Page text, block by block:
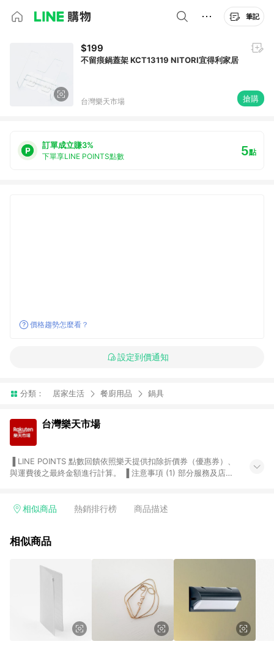
筆記
$199
不留痕鍋蓋架 KCT13119 NITORI宜得利家居
台灣樂天市場 搶購
訂單成立賺3%
下單享LINE POINTS點數 5點
價格趨勢怎麼看？
設定到價通知
分類： 居家生活 餐廚用品 鍋具
台灣樂天市場
與運費後之最終金額進行計算。 ▐ 注意事項 (1) 部分服務及店家
Smart mobile、神腦生活、JS巨盛、樂天KOBO電子書，請詳閱
台灣樂天市場，並在同一瀏覽器於24小時內結帳，才享有 LINE
市場 45 天內完成訂單出貨及結帳，則不符合贈點資格。 (4) 如
使用APP、或中途瀏覽比價網、回饋網、Google等其他網頁、或
由網頁版(電腦版/手機版網頁)切換為App都將會造成追蹤中斷而
平台，商品資料更新會有時間差，如顯示之商品規格、顏色、價
位、贈品與台灣樂天市場銷售網頁不符，以銷售網頁標示為準。
(6) 導購訂單已逾 365 天，根據台灣樂天回饋規定，逾期訂單將
相似商品 熱銷排行榜 商品描述
相似商品